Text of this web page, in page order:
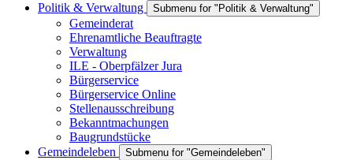
Politik & Verwaltung
Submenu for "Politik & Verwaltung"
Gemeinderat
Ehrenamtliche Beauftragte
Verwaltung
ILE - Oberpfälzer Jura
Bürgerservice
Bürgerservice Online
Stellenausschreibung
Bekanntmachungen
Baugrundstücke
Gemeindeleben
Submenu for "Gemeindeleben"